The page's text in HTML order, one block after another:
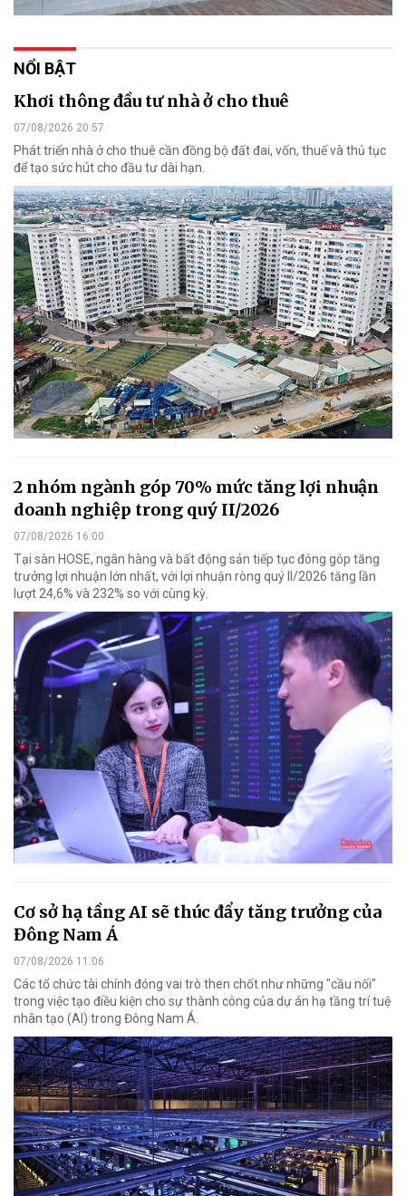
NỔI BẬT
Khơi thông đầu tư nhà ở cho thuê
07/08/2026 20:57
Phát triển nhà ở cho thuê cần đồng bộ đất đai, vốn, thuế và thủ tục
để tạo sức hút cho đầu tư dài hạn.
2 nhóm ngành góp 70% mức tăng lợi nhuận
doanh nghiệp trong quý II/2026
07/08/2026 16:00
Tại sàn HOSE, ngân hàng và bất động sản tiếp tục đóng góp tăng
trưởng lợi nhuận lớn nhất, với lợi nhuận ròng quý II/2026 tăng lần
lượt 24,6% và 232% so với cùng kỳ.
Cơ sở hạ tầng AI sẽ thúc đẩy tăng trưởng của
Đông Nam Á
07/08/2026 11:06
Các tổ chức tài chính đóng vai trò then chốt như những "cầu nối"
trong việc tạo điều kiện cho sự thành công của dự án hạ tầng trí tuệ
nhân tạo (AI) trong Đông Nam Á.